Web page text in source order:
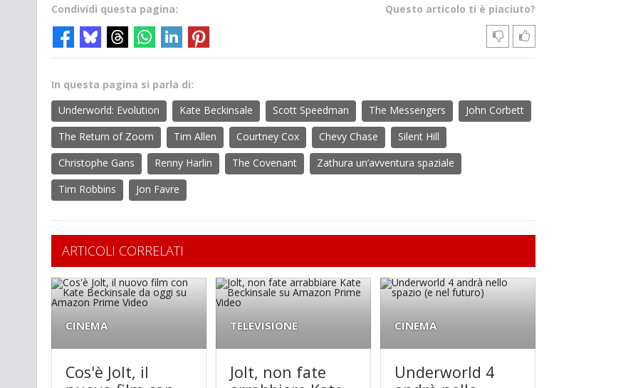
Questo articolo ti è piaciuto?
Condividi questa pagina:
In questa pagina si parla di:
Underworld: Evolution
Kate Beckinsale Scott Speedman The Messengers
John Corbett
The Return of Zoom
Tim Allen Courtney Cox Chevy Chase
Silent Hill
Christophe Gans
Renny Harlin The Covenant
Zathura un’avventura spaziale
Tim Robbins
Jon Favre
ARTICOLI CORRELATI
CINEMA
Cos'è Jolt, il
TELEVISIONE
Jolt, non fate
CINEMA
Underworld 4